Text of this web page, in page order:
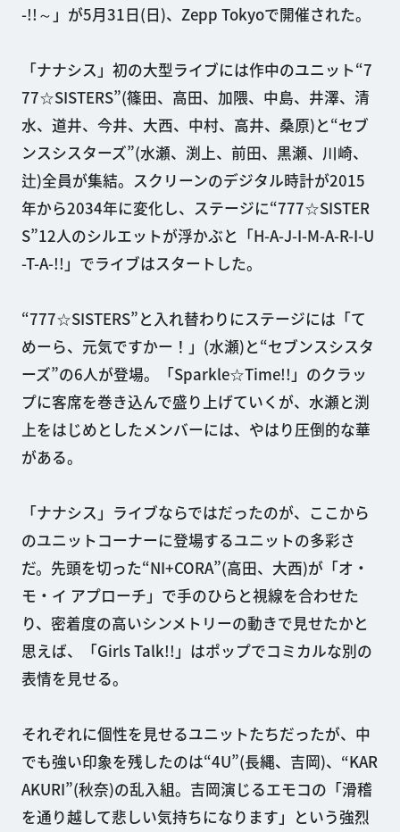
-!!～」が5月31日(日)、Zepp Tokyoで開催された。
「ナナシス」初の大型ライブには作中のユニット“7
77☆SISTERS”(篠田、高田、加隈、中島、井澤、清
水、道井、今井、大西、中村、高井、桑原)と“セブ
ンスシスターズ”(水瀬、渕上、前田、黒瀬、川崎、
辻)全員が集結。スクリーンのデジタル時計が2015
年から2034年に変化し、ステージに“777☆SISTER
S”12人のシルエットが浮かぶと「H-A-J-I-M-A-R-I-U
-T-A-!!」でライブはスタートした。
“777☆SISTERS”と入れ替わりにステージには「て
めーら、元気ですかー！」(水瀬)と“セブンスシスタ
ーズ”の6人が登場。「Sparkle☆Time!!」のクラッ
プに客席を巻き込んで盛り上げていくが、水瀬と渕
上をはじめとしたメンバーには、やはり圧倒的な華
がある。
「ナナシス」ライブならではだったのが、ここから
のユニットコーナーに登場するユニットの多彩さ
だ。先頭を切った“NI+CORA”(高田、大西)が「オ・
モ・イ アプローチ」で手のひらと視線を合わせた
り、密着度の高いシンメトリーの動きで見せたかと
思えば、「Girls Talk!!」はポップでコミカルな別の
表情を見せる。
それぞれに個性を見せるユニットたちだったが、中
でも強い印象を残したのは“4U”(長縄、吉岡)、“KAR
AKURI”(秋奈)の乱入組。吉岡演じるエモコの「滑稽
を通り越して悲しい気持ちになります」という強烈